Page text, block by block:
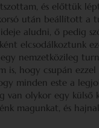
és előttük
után beállított a
aludni, ő pedig
elcsodálkoztunk
nemzetközileg
is, hogy csupán ezzel
minden este a
van olykor egy külső
magunkat, és